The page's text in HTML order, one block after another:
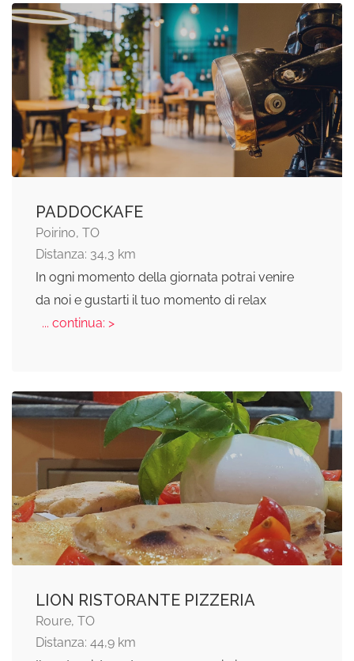
PADDOCKAFE
Poirino, TO
Distanza: 34,3 km
In ogni momento della giornata potrai venire
da noi e gustarti il tuo momento di relax
... continua: >
LION RISTORANTE PIZZERIA
Roure, TO
Distanza: 44,9 km